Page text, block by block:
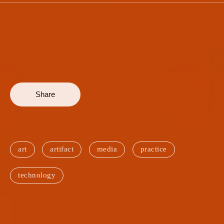
Share
art artifact media practice
technology